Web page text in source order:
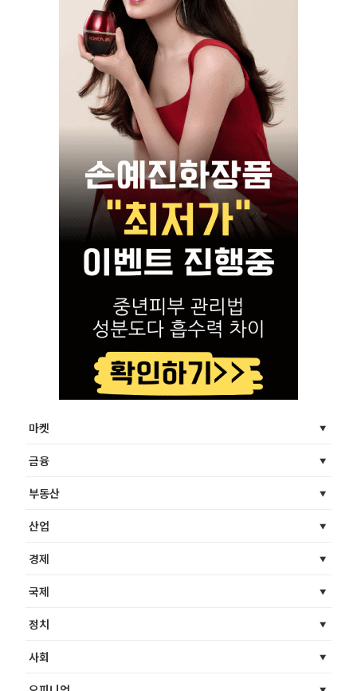
마켓
금융
부동산
산업
경제
국제
정치
사회